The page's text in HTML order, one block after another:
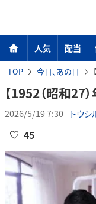
人気 配当
TOP 今日、あの日
【1952（昭和27
2026/5/19 7:30 トウ
45